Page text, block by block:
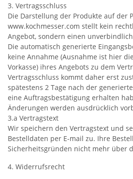
3. Vertragsschluss
Die Darstellung der Produkte auf der
www.kochmesser.com stellt kein
Angebot, sondern einen
Die automatisch generierte
keine Annahme (Ausnahme ist hier
Vorkasse) ihres Angebots zu dem
Vertragsschluss kommt daher erst
spätestens 2 Tage nach der
eine Auftragsbestätigung erhalten
Änderungen werden ausdrücklich
3.a Vertragstext
Wir speichern den Vertragstext und
Bestelldaten per E-mail zu. Ihre
Sicherheitsgründen nicht mehr über
4. Widerrufsrecht